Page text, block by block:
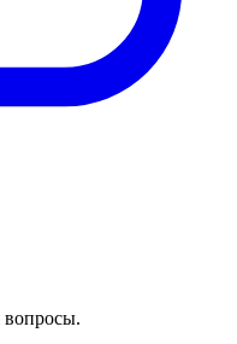
вопросы.